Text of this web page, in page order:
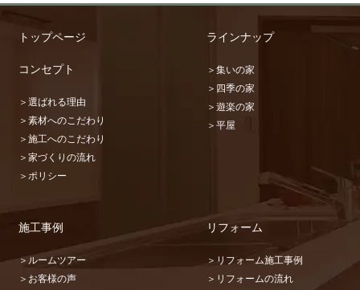
トップページ
コンセプト
＞選ばれる理由
＞素材へのこだわり
＞施工へのこだわり
＞家づくりの流れ
＞ポリシー
ラインナップ
＞集いの家
＞四季の家
＞遊楽の家
＞平屋
施工事例
＞ルームツアー
＞お客様の声
リフォーム
＞リフォーム施工事例
＞リフォームの流れ